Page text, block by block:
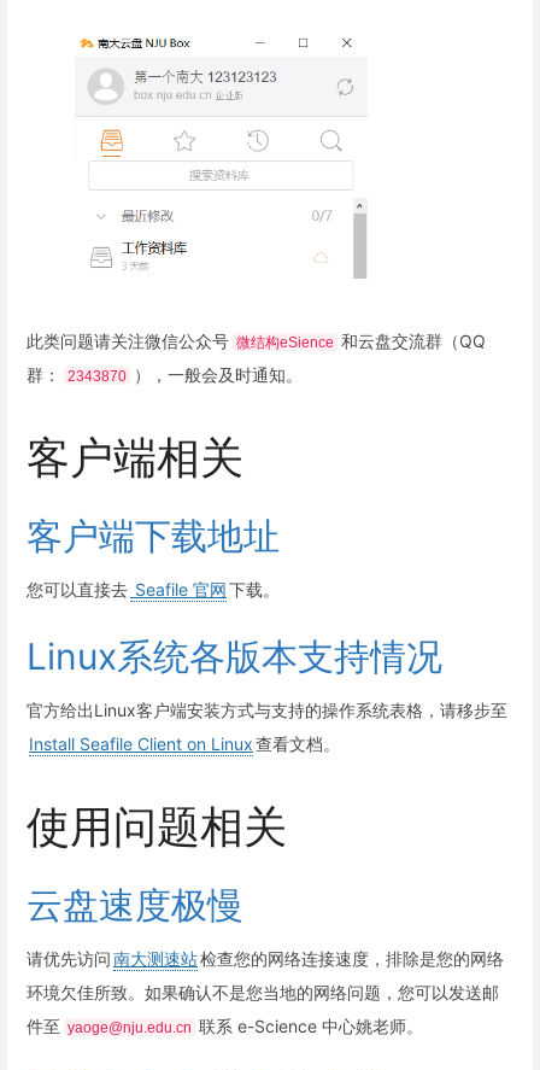
此类问题请关注微信公众号 微结构eSience 和云盘交流群（QQ
群：
2343870 ），一般会及时通知。
客户端相关
客户端下载地址
您可以直接去 Seafile 官网下载。
Linux系统各版本支持情况
官方给出Linux客户端安装方式与支持的操作系统表格，请移步至
Install Seafile Client on Linux查看文档。
使用问题相关
云盘速度极慢
请优先访问南大测速站检查您的网络连接速度，排除是您的网络
环境欠佳所致。如果确认不是您当地的网络问题，您可以发送邮
件至 yaoge@nju.edu.cn 联系 e-Science 中心姚老师。